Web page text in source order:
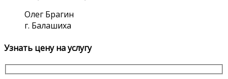
Олег Брагин
г. Балашиха
Узнать цену на услугу